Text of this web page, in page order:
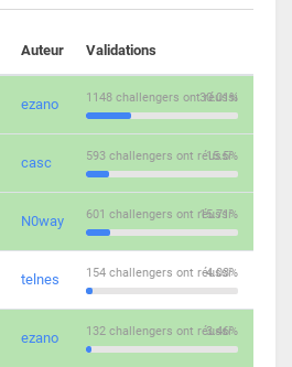
Auteur Validations
ezano 30.01%
1148 challengers ont réussi
casc 15.5%
593 challengers ont réussi
N0way 15.71%
601 challengers ont réussi
telnes 4.03%
154 challengers ont réussi
ezano 3.46%
132 challengers ont réussi